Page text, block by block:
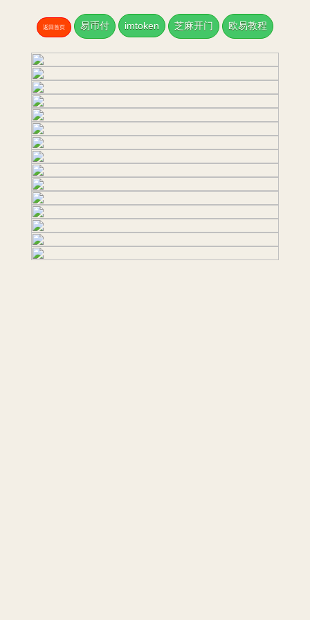
返回首页 易币付 imtoken 芝麻开门 欧易教程